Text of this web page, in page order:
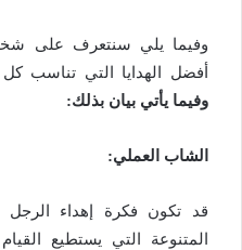
وفيما يلي سنتعرف على
أفضل الهدايا التي
وفيما يأتي بيان بذلك:
الشاب العملي:
قد تكون فكرة إهداء
المتنوعة التي يستطيع